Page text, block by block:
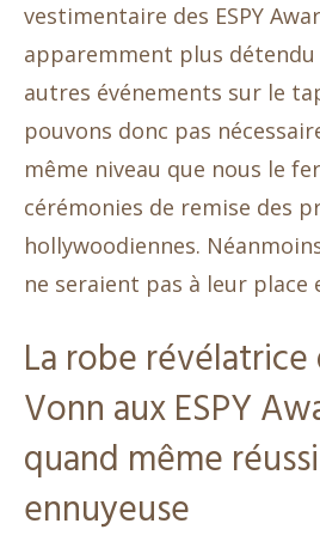
vestimentaire des ESPY
apparemment plus détendu
autres événements sur le
pouvons donc pas
même niveau que nous le
cérémonies de remise des
hollywoodiennes.
ne seraient pas à leur place
La robe
Vonn aux ESPY
quand même
ennuyeuse